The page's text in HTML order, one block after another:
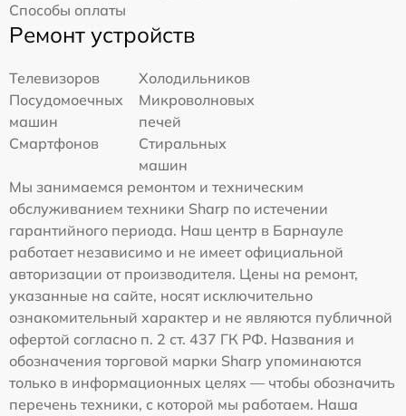
Способы оплаты
Ремонт устройств
Телевизоров
Холодильников
Посудомоечных
машин
Микроволновых
печей
Смартфонов
Стиральных
машин
Мы занимаемся ремонтом и техническим
обслуживанием техники Sharp по истечении
гарантийного периода. Наш центр в Барнауле
работает независимо и не имеет официальной
авторизации от производителя. Цены на ремонт,
указанные на сайте, носят исключительно
ознакомительный характер и не являются публичной
офертой согласно п. 2 ст. 437 ГК РФ. Названия и
обозначения торговой марки Sharp упоминаются
только в информационных целях — чтобы обозначить
перечень техники, с которой мы работаем. Наша